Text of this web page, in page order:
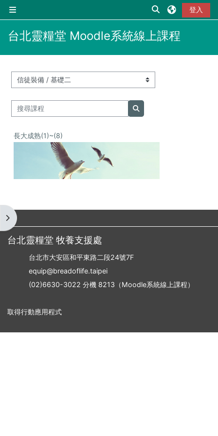
側板
切換搜尋輸入框
登入
台北靈糧堂 Moodle系統線上課程
開啟區塊抽屜
課程類別
搜尋課程
搜尋課程
長大成熟(1)~(8)
台北靈糧堂 牧養支援處
台北市大安區和平東路二段24號7F
equip@breadoflife.taipei
(02)6630-3022 分機 8213（Moodle系統線上課程）
取得行動應用程式